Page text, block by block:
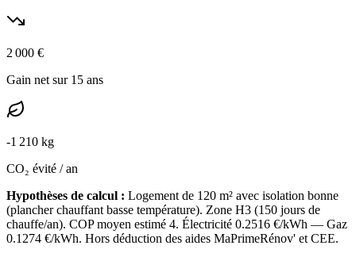
2 000 €
Gain net sur 15 ans
-1 210 kg
CO₂ évité / an
Hypothèses de calcul : Logement de 120 m² avec isolation bonne
(plancher chauffant basse température). Zone H3 (150 jours de
chauffe/an). COP moyen estimé 4. Électricité 0.2516 €/kWh — Gaz
0.1274 €/kWh. Hors déduction des aides MaPrimeRénov' et CEE.